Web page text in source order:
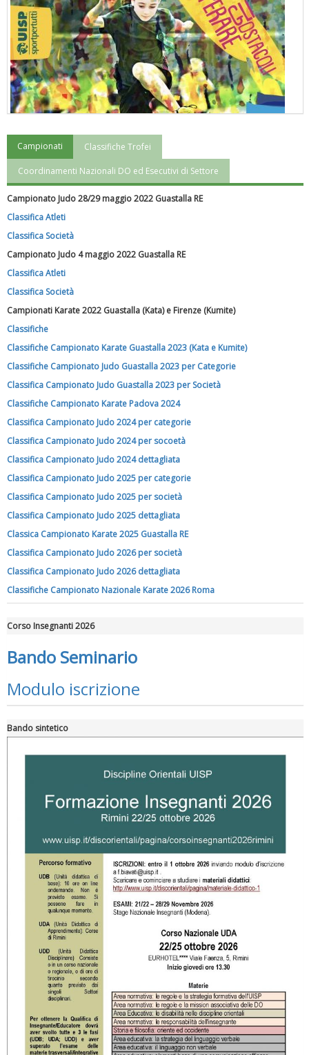
"Superare gli ostacoli": la relazione di Tiziano Pesce al CN Uisp
rivoluzioni"
Tiziano Pesce a Radio InBlu2000 traccia il bilancio della stagione
Ddl Lobby, Uisp: “Il Parlamento valorizzi le nostre specificità"
La formazione Uisp rallenta ma prosegue anche in estate
Campionati Classifiche Trofei
Coordinamenti Nazionali DO ed Esecutivi di Settore
Campionato Judo 28/29 maggio 2022 Guastalla RE
Classifica Atleti
Classifica Società
Campionato Judo 4 maggio 2022 Guastalla RE
Classifica Atleti
Classifica Società
Campionati Karate 2022 Guastalla (Kata) e Firenze (Kumite)
Classifiche
Classifiche Campionato Karate Guastalla 2023 (Kata e Kumite)
Classifiche Campionato Judo Guastalla 2023 per Categorie
Classifica Campionato Judo Guastalla 2023 per Società
Classifiche Campionato Karate Padova 2024
Classifica Campionato Judo 2024 per categorie
Classifica Campionato Judo 2024 per socoetà
Classifica Campionato Judo 2024 dettagliata
Classifica Campionato Judo 2025 per categorie
Classifica Campionato Judo 2025 per società
Classifica Campionato Judo 2025 dettagliata
Classica Campionato Karate 2025 Guastalla RE
Classifica Campionato Judo 2026 per società
Classifica Campionato Judo 2026 dettagliata
Classifiche Campionato Nazionale Karate 2026 Roma
Corso Insegnanti 2026
Bando Seminario
Modulo iscrizione
Bando sintetico